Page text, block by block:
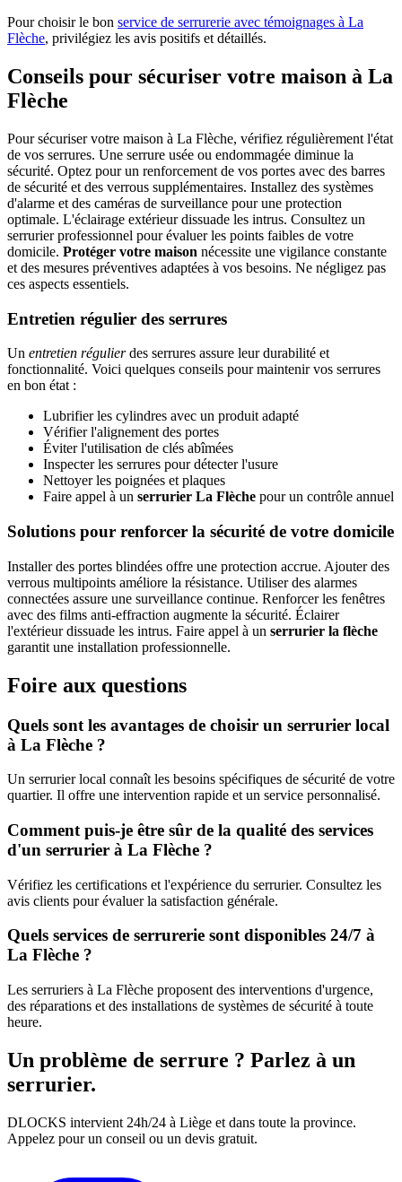
Pour choisir le bon service de serrurerie avec témoignages à La
Flèche, privilégiez les avis positifs et détaillés.
Conseils pour sécuriser votre maison à La
Flèche
Pour sécuriser votre maison à La Flèche, vérifiez régulièrement l'état
de vos serrures. Une serrure usée ou endommagée diminue la
sécurité. Optez pour un renforcement de vos portes avec des barres
de sécurité et des verrous supplémentaires. Installez des systèmes
d'alarme et des caméras de surveillance pour une protection
optimale. L'éclairage extérieur dissuade les intrus. Consultez un
serrurier professionnel pour évaluer les points faibles de votre
domicile. Protéger votre maison nécessite une vigilance constante
et des mesures préventives adaptées à vos besoins. Ne négligez pas
ces aspects essentiels.
Entretien régulier des serrures
Un entretien régulierdes serrures assure leur durabilité et
fonctionnalité. Voici quelques conseils pour maintenir vos serrures
en bon état :
Lubrifier les cylindres avec un produit adapté
Vérifier l'alignement des portes
Éviter l'utilisation de clés abîmées
Inspecter les serrures pour détecter l'usure
Nettoyer les poignées et plaques
Faire appel à un serrurier La Flèche pour un contrôle annuel
Solutions pour renforcer la sécurité de votre domicile
Installer des portes blindées offre une protection accrue. Ajouter des
verrous multipoints améliore la résistance. Utiliser des alarmes
connectées assure une surveillance continue. Renforcer les fenêtres
avec des films anti-effraction augmente la sécurité. Éclairer
l'extérieur dissuade les intrus. Faire appel à un serrurier la flèche
garantit une installation professionnelle.
Foire aux questions
Quels sont les avantages de choisir un serrurier local
à La Flèche ?
Un serrurier local connaît les besoins spécifiques de sécurité de votre
quartier. Il offre une intervention rapide et un service personnalisé.
Comment puis-je être sûr de la qualité des services
d'un serrurier à La Flèche ?
Vérifiez les certifications et l'expérience du serrurier. Consultez les
avis clients pour évaluer la satisfaction générale.
Quels services de serrurerie sont disponibles 24/7 à
La Flèche ?
Les serruriers à La Flèche proposent des interventions d'urgence,
des réparations et des installations de systèmes de sécurité à toute
heure.
Un problème de serrure ? Parlez à un
serrurier.
DLOCKS intervient 24h/24 à Liège et dans toute la province.
Appelez pour un conseil ou un devis gratuit.